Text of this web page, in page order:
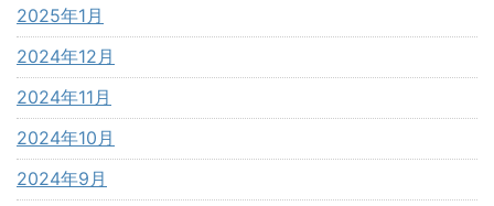
2025年1月
2024年12月
2024年11月
2024年10月
2024年9月